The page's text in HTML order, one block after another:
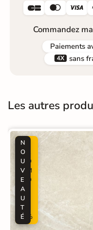
  
Commandez
Paiements
 sans
Les autres
R
O
M
O
%
N
O
U
V
E
A
U
T
É